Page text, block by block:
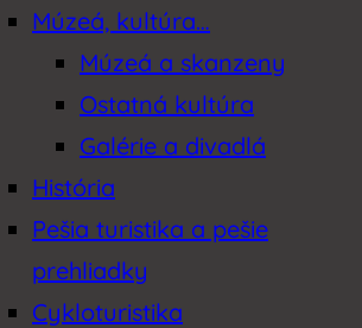
Múzeá, kultúra…
Múzeá a skanzeny
Ostatná kultúra
Galérie a divadlá
História
Pešia turistika a pešie
prehliadky
Cykloturistika